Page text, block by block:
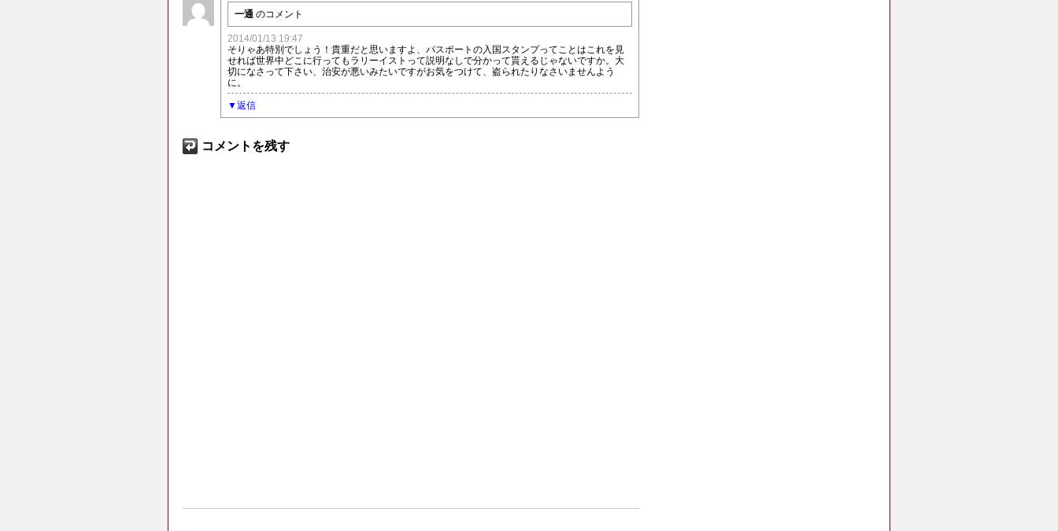
一通 のコメント
2014/01/13 19:47
そりゃあ特別でしょう！貴重だと思いますよ、パスポートの入国スタンプってことはこれを見
せれば世界中どこに行ってもラリーイストって説明なしで分かって貰えるじゃないですか。大
切になさって下さい、治安が悪いみたいですがお気をつけて、盗られたりなさいませんよう
に。
返信
コメントを残す